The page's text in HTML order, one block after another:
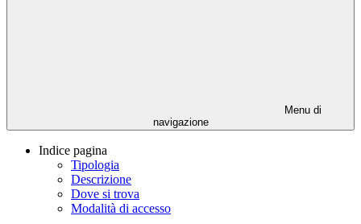
Menu di
navigazione
Indice pagina
Tipologia
Descrizione
Dove si trova
Modalità di accesso